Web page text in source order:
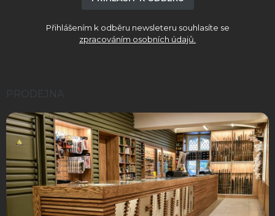
Přihlášením k odběru newsleteru souhlasíte se
zpracováním osobních údajů.
PRODEJNA